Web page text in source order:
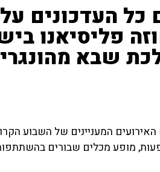
('רשת 13') עם כל
פליסיאנו
שבא
עם כל הפרטים האירועים המעניינים של
מופע מכלים שבורים